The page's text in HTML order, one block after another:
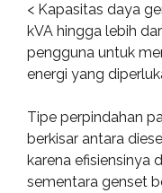
< Kapasitas daya
kVA hingga lebih
pengguna untuk
energi yang
Tipe perpindahan
berkisar antara
karena efisiensinya
sementara genset